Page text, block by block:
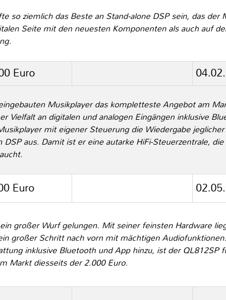
so ziemlich das Beste an Stand-alone DSP sein, das der
Seite mit den neuesten Komponenten als auch auf
Euro
Musikplayer das kompletteste Angebot am
Vielfalt an digitalen und analogen Eingängen inklusive
mit eigener Steuerung die Wiedergabe
DSP aus. Damit ist er eine autarke HiFi-Steuerzentrale,
Euro
großer Wurf gelungen. Mit seiner feinsten Hardware
großer Schritt nach vorn mit mächtigen
inklusive Bluetooth und App hinzu, ist der QL812SP
Markt diesseits der 2.000 Euro.